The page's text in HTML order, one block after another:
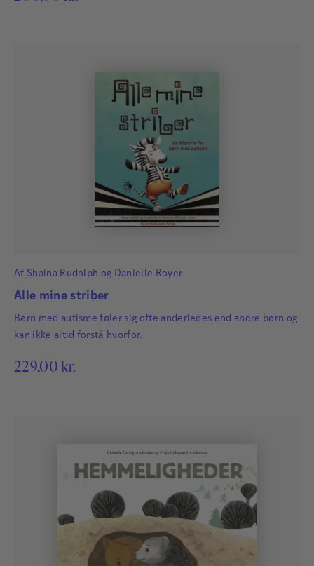
Af Shaina Rudolph og Danielle Royer
Alle mine striber
Børn med autisme føler sig ofte anderledes end andre børn og
kan ikke altid forstå hvorfor.
229,00 kr.